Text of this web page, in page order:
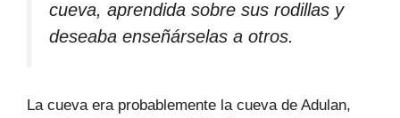
cueva, aprendida sobre sus rodillas y
deseaba enseñárselas a otros.
La cueva era probablemente la cueva de Adulan,